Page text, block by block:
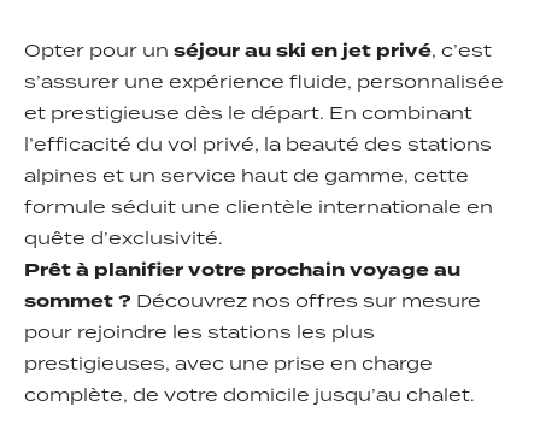
Opter pour un séjour au ski en jet privé, c’est
s’assurer une expérience fluide, personnalisée
et prestigieuse dès le départ. En combinant
l’efficacité du vol privé, la beauté des stations
alpines et un service haut de gamme, cette
formule séduit une clientèle internationale en
quête d’exclusivité.
Prêt à planifier votre prochain voyage au
sommet ? Découvrez nos offres sur mesure
pour rejoindre les stations les plus
prestigieuses, avec une prise en charge
complète, de votre domicile jusqu’au chalet.